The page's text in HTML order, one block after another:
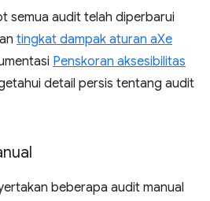
semua audit telah diperbarui
tingkat dampak aturan aXe
Penskoran aksesibilitas
detail persis tentang audit
beberapa audit manual